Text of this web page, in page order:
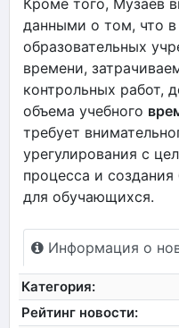
данными о том, что
образовательных
времени,
контрольных работ,
объема учебного
требует
урегулирования с
процесса и
для обучающихся.
Информация о
Категория:
Рейтинг новости: